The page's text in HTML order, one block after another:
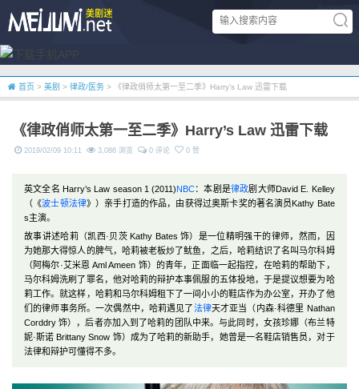
首页 > 美剧 > 律政/医务 > 《律政俏师太第一至二季》Harry’s Law 迅雷下载
《律政俏师太第一至二季》Harry’s Law 迅雷下载
2019/02/09 10:11 3,086 浏览 0 评论 0 赞
英文全名 Harry’s Law season 1 (2011)NBC：本剧是律政剧大师David E. Kelley
（《波士顿法律》）亲手打造的作品，由获得过奥斯卡奖的著名演员Kathy Bate
s主演。
故事讲述哈莉（凯西·贝茨 Kathy Bates 饰）是一位精明强干的律师，然而，因
为她那大得惊人的脾气，哈莉被老板炒了鱿鱼，之后，哈莉结识了名叫马尔科姆
（阿梅尔·艾米恩 Aml Ameen 饰）的青年，正面临一起指控，在哈莉的帮助下，
马尔科姆洗刷了罪名，他对哈莉的辩护本事佩服的五体投地，于是提议想要为哈
莉工作。就这样，哈莉和马尔科姆租下了一间小小的鞋店作为办公室，开办了他
们的律师事务所。一次偶然中，哈莉遇见了法律天才亚当（内森·科德里 Nathan
Corddry 饰），后者亦加入到了哈莉的团队中来。与此同时，女孩珍娜（布兰特
妮·斯诺 Brittany Snow 饰）成为了哈莉的新助手，她曾是一名鞋店销售员，对于
法律和辩护可懂得不多。